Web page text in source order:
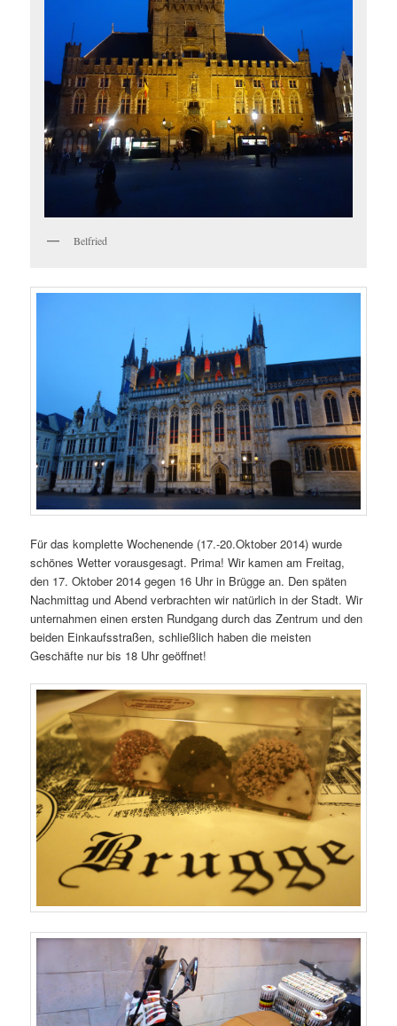
Belfried
Für das komplette Wochenende (17.-20.Oktober 2014) wurde
schönes Wetter vorausgesagt. Prima! Wir kamen am Freitag,
den 17. Oktober 2014 gegen 16 Uhr in Brügge an. Den späten
Nachmittag und Abend verbrachten wir natürlich in der Stadt. Wir
unternahmen einen ersten Rundgang durch das Zentrum und den
beiden Einkaufsstraßen, schließlich haben die meisten
Geschäfte nur bis 18 Uhr geöffnet!